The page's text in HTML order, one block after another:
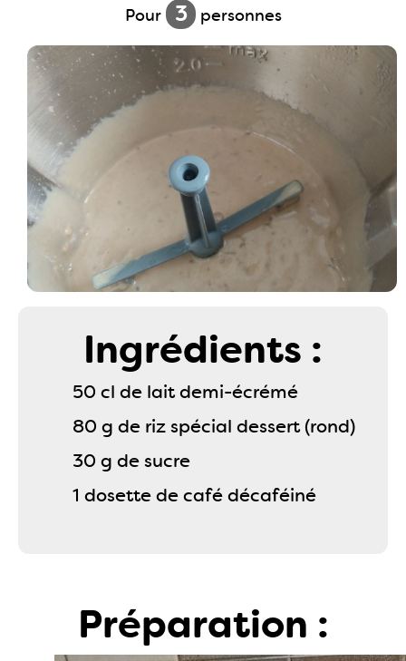
Pour 3 personnes
Ingrédients :
50 cl de lait demi-écrémé
80 g de riz spécial dessert (rond)
30 g de sucre
1 dosette de café décaféiné
Préparation :